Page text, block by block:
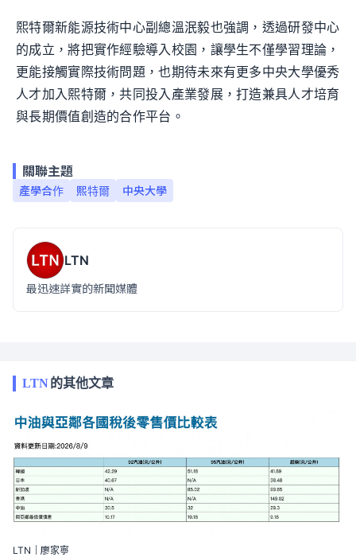
熙特爾新能源技術中心副總溫泯毅也強調，透過研發中心
的成立，將把實作經驗導入校園，讓學生不僅學習理論，
更能接觸實際技術問題，也期待未來有更多中央大學優秀
人才加入熙特爾，共同投入產業發展，打造兼具人才培育
與長期價值創造的合作平台。
關聯主題
產學合作 熙特爾 中央大學
LTN
最迅速詳實的新聞媒體
LTN的其他文章
LTN｜廖家寧